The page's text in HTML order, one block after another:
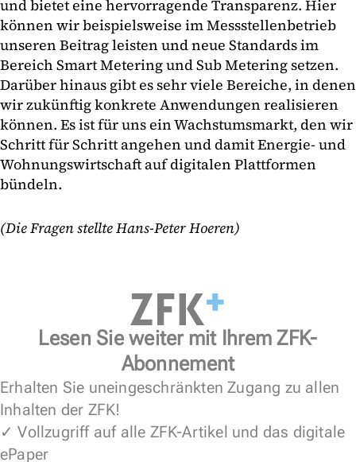
und bietet eine hervorragende Transparenz. Hier
können wir beispielsweise im Messstellenbetrieb
unseren Beitrag leisten und neue Standards im
Bereich Smart Metering und Sub Metering setzen.
Darüber hinaus gibt es sehr viele Bereiche, in denen
wir zukünftig konkrete Anwendungen realisieren
können. Es ist für uns ein Wachstumsmarkt, den wir
Schritt für Schritt angehen und damit Energie- und
Wohnungswirtschaft auf digitalen Plattformen
bündeln.
(Die Fragen stellte Hans-Peter Hoeren)
Lesen Sie weiter mit Ihrem ZFK-
Abonnement
Erhalten Sie uneingeschränkten Zugang zu allen
Inhalten der ZFK!
✓ Vollzugriff auf alle ZFK-Artikel und das digitale
ePaper